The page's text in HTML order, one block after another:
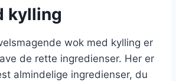
kylling
wok med kylling er
de rette ingredienser. Her er
almindelige ingredienser, du